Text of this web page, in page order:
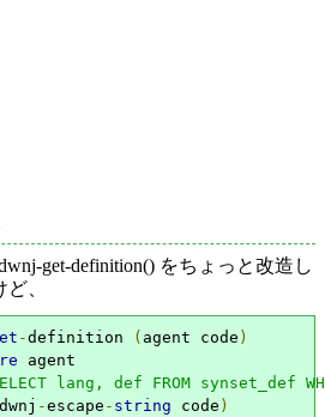
get-definition() をちょっと改造し
、
-definition ( agent code )
agent
lang, def FROM synset_def
-escape - string code )